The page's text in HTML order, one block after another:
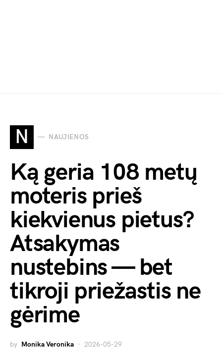
N NAUJIENOS
Ką geria 108 metų
moteris prieš
kiekvienus pietus?
Atsakymas
nustebins — bet
tikroji priežastis ne
gėrime
by Monika Veronika 2026-05-29